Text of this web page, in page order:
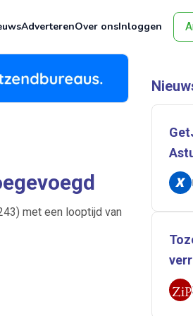
AdverterenOver onsInloggen
met een looptijd van